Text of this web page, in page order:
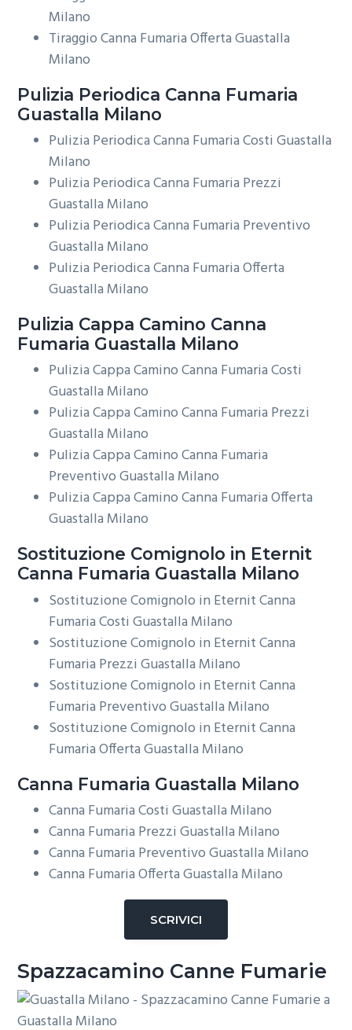
Milano
Tiraggio Canna Fumaria Offerta Guastalla
Milano
Pulizia Periodica Canna Fumaria
Guastalla Milano
Pulizia Periodica Canna Fumaria Costi Guastalla
Milano
Pulizia Periodica Canna Fumaria Prezzi
Guastalla Milano
Pulizia Periodica Canna Fumaria Preventivo
Guastalla Milano
Pulizia Periodica Canna Fumaria Offerta
Guastalla Milano
Pulizia Cappa Camino Canna
Fumaria Guastalla Milano
Pulizia Cappa Camino Canna Fumaria Costi
Guastalla Milano
Pulizia Cappa Camino Canna Fumaria Prezzi
Guastalla Milano
Pulizia Cappa Camino Canna Fumaria
Preventivo Guastalla Milano
Pulizia Cappa Camino Canna Fumaria Offerta
Guastalla Milano
Sostituzione Comignolo in Eternit
Canna Fumaria Guastalla Milano
Sostituzione Comignolo in Eternit Canna
Fumaria Costi Guastalla Milano
Sostituzione Comignolo in Eternit Canna
Fumaria Prezzi Guastalla Milano
Sostituzione Comignolo in Eternit Canna
Fumaria Preventivo Guastalla Milano
Sostituzione Comignolo in Eternit Canna
Fumaria Offerta Guastalla Milano
Canna Fumaria Guastalla Milano
Canna Fumaria Costi Guastalla Milano
Canna Fumaria Prezzi Guastalla Milano
Canna Fumaria Preventivo Guastalla Milano
Canna Fumaria Offerta Guastalla Milano
SCRIVICI
Spazzacamino Canne Fumarie